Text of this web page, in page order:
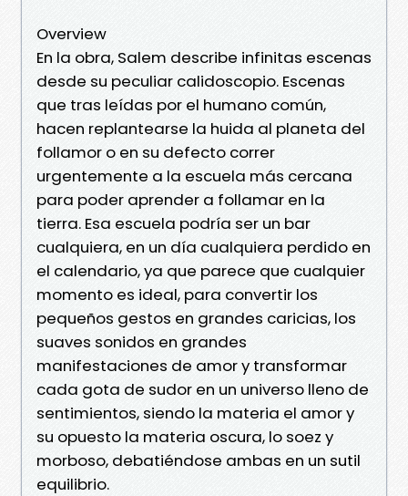
Overview
En la obra, Salem describe infinitas escenas
desde su peculiar calidoscopio. Escenas
que tras leídas por el humano común,
hacen replantearse la huida al planeta del
follamor o en su defecto correr
urgentemente a la escuela más cercana
para poder aprender a follamar en la
tierra. Esa escuela podría ser un bar
cualquiera, en un día cualquiera perdido en
el calendario, ya que parece que cualquier
momento es ideal, para convertir los
pequeños gestos en grandes caricias, los
suaves sonidos en grandes
manifestaciones de amor y transformar
cada gota de sudor en un universo lleno de
sentimientos, siendo la materia el amor y
su opuesto la materia oscura, lo soez y
morboso, debatiéndose ambas en un sutil
equilibrio.